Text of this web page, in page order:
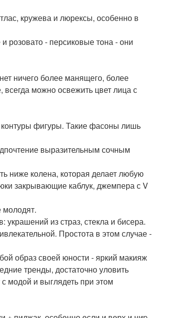
кружева и люрексы, особенно в
розовато - персиковые тона - они
ничего более манящего, более
можно освежить цвет лица с
фигуры. Такие фасоны лишь
выразительным сочным
ниже колена, которая делает любую
закрывающие каблук, джемпера с V
молодят.
из страз, стекла и бисера.
Простота в этом случае -
образ своей юности - яркий макияж
тренды, достаточно уловить
модой и выглядеть при этом